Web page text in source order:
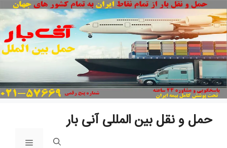
حمل و نقل بین المللی آنی بار
فهرست